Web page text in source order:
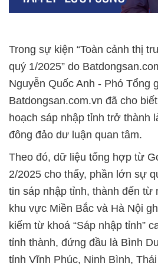
Trong sự kiện “Toàn cảnh thị
quý 1/2025” do
Nguyễn Quốc Anh - Phó Tổng
Batdongsan.com.vn đã cho
hoạch sáp nhập tỉnh trở thành
đông đảo dư luận quan tâm.
Theo đó, dữ liệu tổng hợp từ
2/2025 cho thấy, phần lớn sự
tin sáp nhập tỉnh, thành đến từ
khu vực Miền Bắc và Hà Nội
kiếm từ khoá “Sáp nhập tỉnh”
tỉnh thành, đứng đầu là Bình
tỉnh Vĩnh Phúc, Ninh Bình,